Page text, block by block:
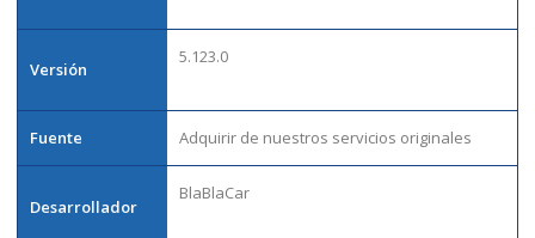
Versión
5.123.0
Fuente Adquirir de nuestros servicios originales
Desarrollador
BlaBlaCar